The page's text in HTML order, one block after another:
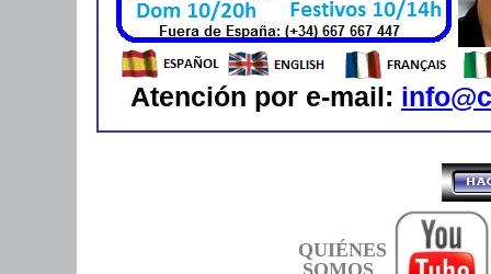
Atención por e-mail:
QUIÉNES
SOMOS